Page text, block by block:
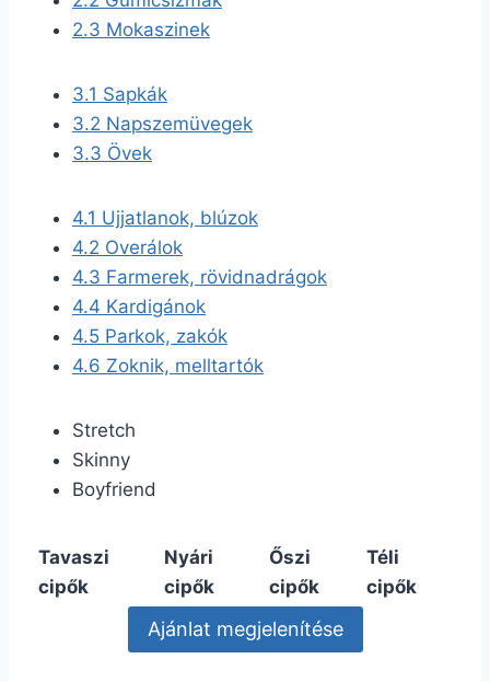
2.3 Mokaszinek
3.1 Sapkák
3.2 Napszemüvegek
3.3 Övek
4.1 Ujjatlanok, blúzok
4.2 Overálok
4.3 Farmerek, rövidnadrágok
4.4 Kardigánok
4.5 Parkok, zakók
4.6 Zoknik, melltartók
Stretch
Skinny
Boyfriend
Tavaszi
cipők
Nyári
cipők
Őszi
cipők
Téli
cipők